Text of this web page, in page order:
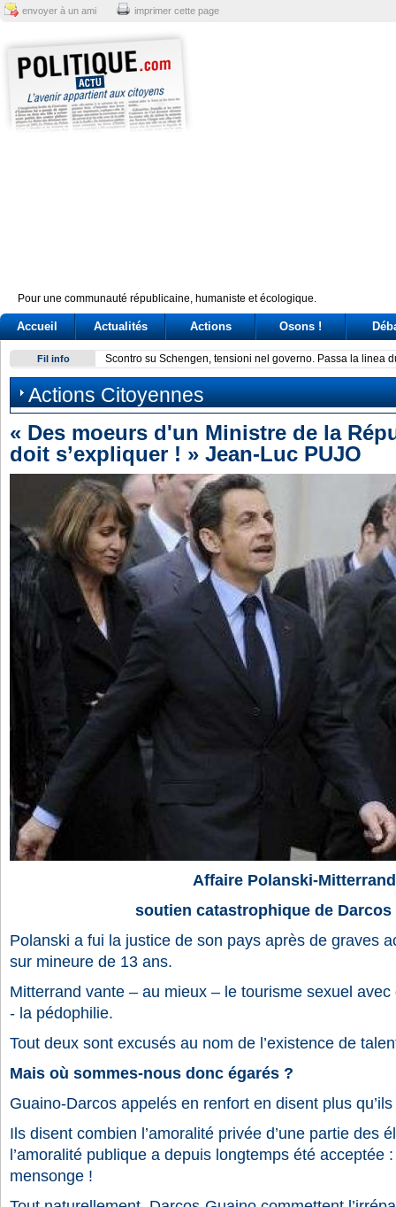
envoyer à un ami imprimer cette page
Pour une communauté républicaine, humaniste et écologique.
Accueil Actualités Actions Osons !
Fil info Scontro su Schengen, tensioni nel governo. Passa la linea
Actions Citoyennes
« Des moeurs d'un Ministre de la
doit s’expliquer ! » Jean-Luc PUJO
Affaire Polanski-
soutien catastrophique de Darcos
Polanski a fui la justice de son pays après de graves
sur mineure de 13 ans.
Mitterrand vante – au mieux – le tourisme sexuel
- la pédophilie.
Tout deux sont excusés au nom de l’existence de
Mais où sommes-nous donc égarés ?
Guaino-Darcos appelés en renfort en disent plus
Ils disent combien l’amoralité privée d’une partie des
l’amoralité publique a depuis longtemps été acceptée
mensonge !